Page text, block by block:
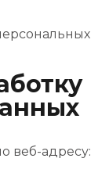
веб-адресу: